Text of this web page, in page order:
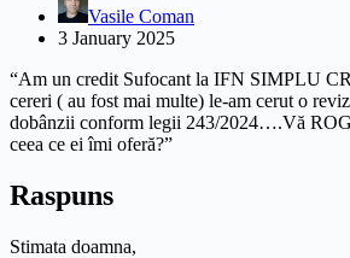
Vasile Coman
3 January 2025
“Am un credit Sufocant la IFN SIMPLU
cereri ( au fost mai multe) le-am cerut o
dobânzii conform legii 243/2024….Vă
ceea ce ei îmi oferă?”
Raspuns
Stimata doamna,